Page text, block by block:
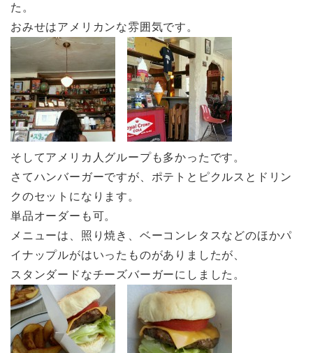
た。
おみせはアメリカンな雰囲気です。
そしてアメリカ人グループも多かったです。
さてハンバーガーですが、ポテトとピクルスとドリン
クのセットになります。
単品オーダーも可。
メニューは、照り焼き、ベーコンレタスなどのほかパ
イナップルがはいったものがありましたが、
スタンダードなチーズバーガーにしました。